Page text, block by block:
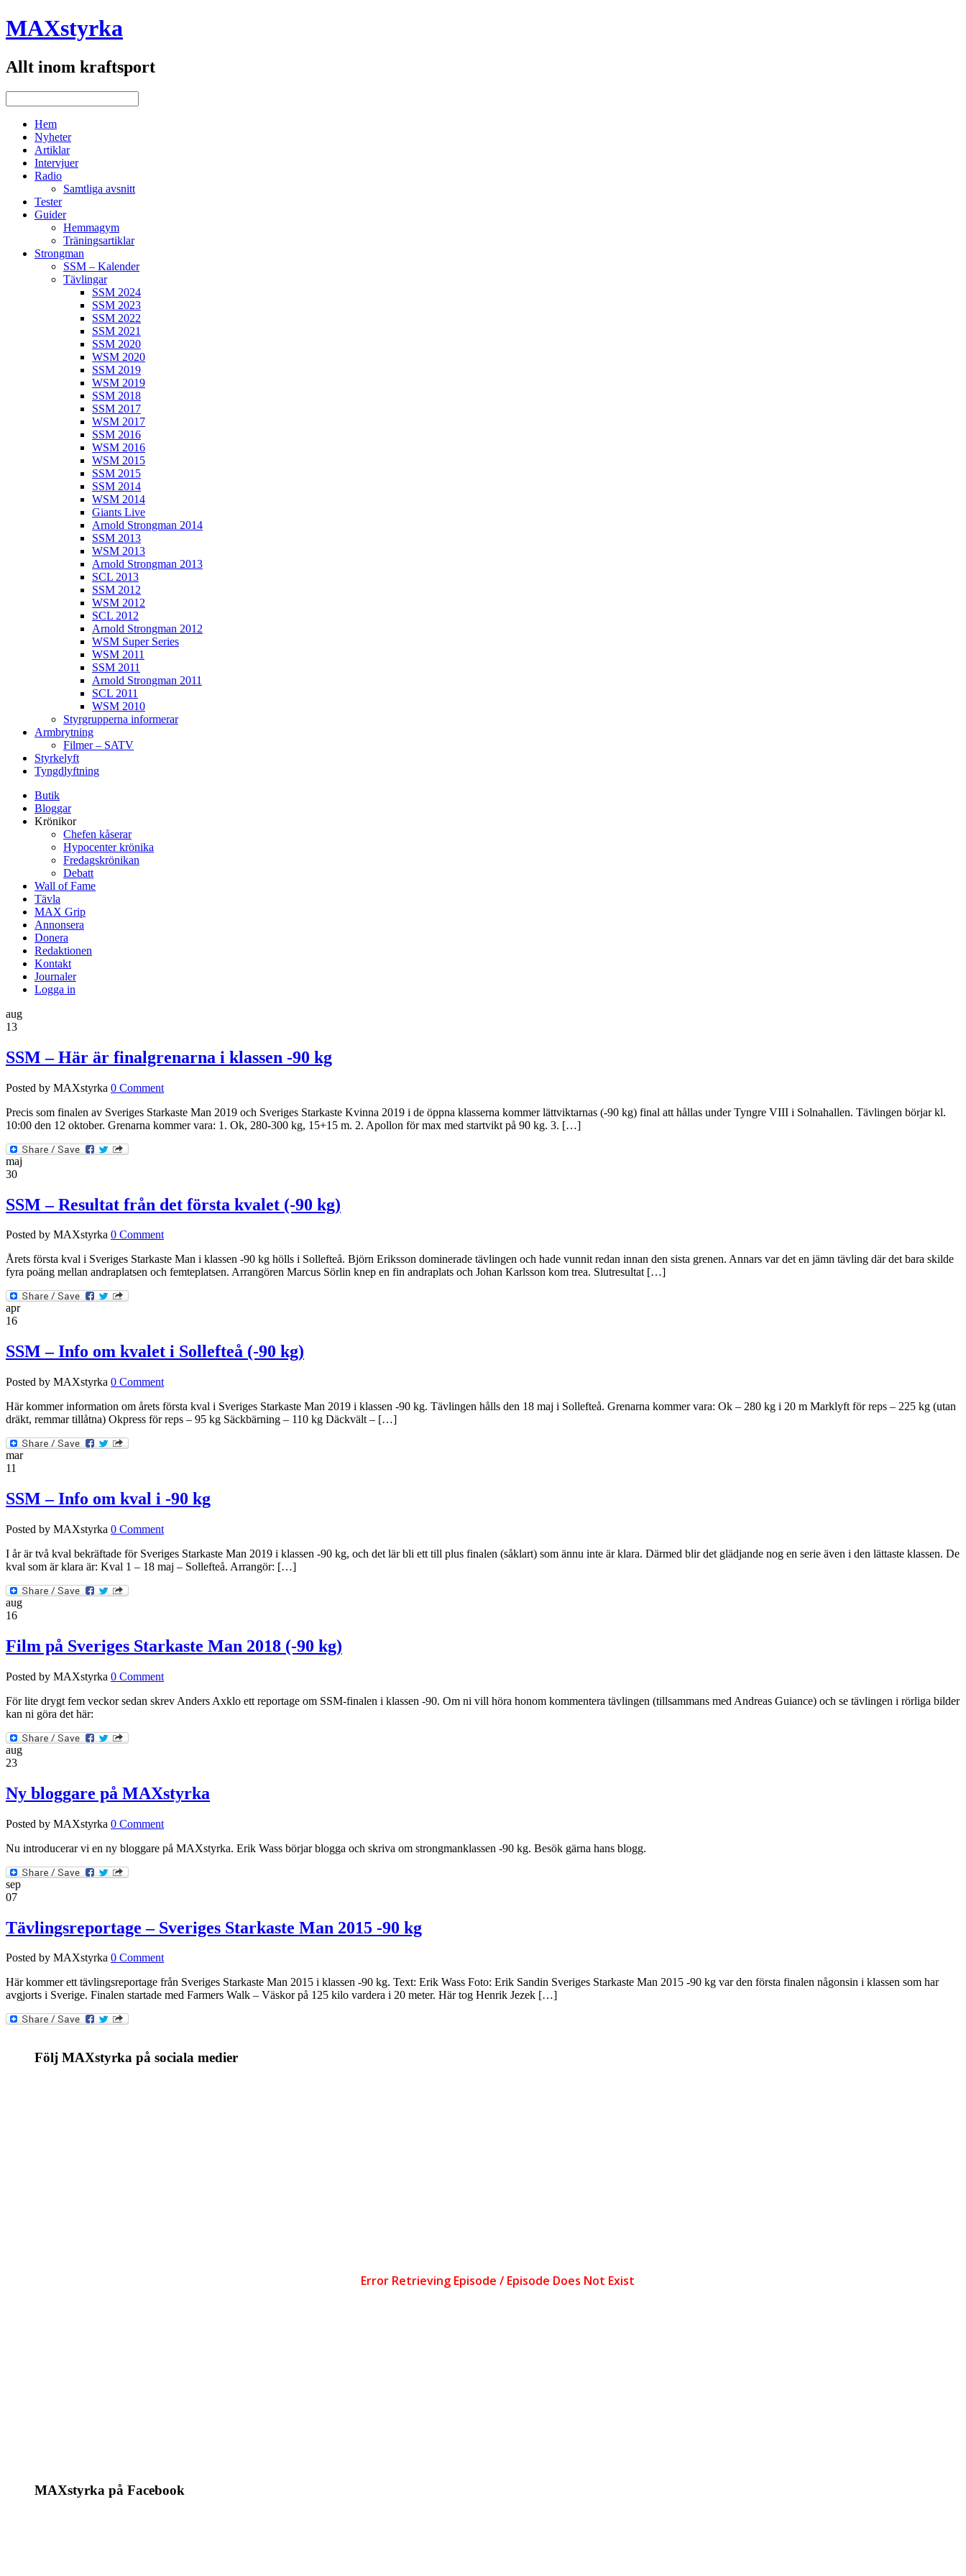
MAXstyrka
Allt inom kraftsport
Hem
Nyheter
Artiklar
Intervjuer
Radio
Samtliga avsnitt
Tester
Guider
Hemmagym
Träningsartiklar
Strongman
SSM – Kalender
Tävlingar
SSM 2024
SSM 2023
SSM 2022
SSM 2021
SSM 2020
WSM 2020
SSM 2019
WSM 2019
SSM 2018
SSM 2017
WSM 2017
SSM 2016
WSM 2016
WSM 2015
SSM 2015
SSM 2014
WSM 2014
Giants Live
Arnold Strongman 2014
SSM 2013
WSM 2013
Arnold Strongman 2013
SCL 2013
SSM 2012
WSM 2012
SCL 2012
Arnold Strongman 2012
WSM Super Series
WSM 2011
SSM 2011
Arnold Strongman 2011
SCL 2011
WSM 2010
Styrgrupperna informerar
Armbrytning
Filmer – SATV
Styrkelyft
Tyngdlyftning
Butik
Bloggar
Krönikor
Chefen kåserar
Hypocenter krönika
Fredagskrönikan
Debatt
Wall of Fame
Tävla
MAX Grip
Annonsera
Donera
Redaktionen
Kontakt
Journaler
Logga in
aug
13
SSM – Här är finalgrenarna i klassen -90 kg
Posted by MAXstyrka 0 Comment
Precis som finalen av Sveriges Starkaste Man 2019 och Sveriges Starkaste Kvinna 2019 i de öppna klasserna kommer lättviktarnas (-90 kg) final att hållas under Tyngre VIII i Solnahallen. Tävlingen börjar kl.
10:00 den 12 oktober. Grenarna kommer vara: 1. Ok, 280-300 kg, 15+15 m. 2. Apollon för max med startvikt på 90 kg. 3. […]
maj
30
SSM – Resultat från det första kvalet (-90 kg)
Posted by MAXstyrka 0 Comment
Årets första kval i Sveriges Starkaste Man i klassen -90 kg hölls i Sollefteå. Björn Eriksson dominerade tävlingen och hade vunnit redan innan den sista grenen. Annars var det en jämn tävling där det bara skilde
fyra poäng mellan andraplatsen och femteplatsen. Arrangören Marcus Sörlin knep en fin andraplats och Johan Karlsson kom trea. Slutresultat […]
apr
16
SSM – Info om kvalet i Sollefteå (-90 kg)
Posted by MAXstyrka 0 Comment
Här kommer information om årets första kval i Sveriges Starkaste Man 2019 i klassen -90 kg. Tävlingen hålls den 18 maj i Sollefteå. Grenarna kommer vara: Ok – 280 kg i 20 m Marklyft för reps – 225 kg (utan
dräkt, remmar tillåtna) Okpress för reps – 95 kg Säckbärning – 110 kg Däckvält – […]
mar
11
SSM – Info om kval i -90 kg
Posted by MAXstyrka 0 Comment
I år är två kval bekräftade för Sveriges Starkaste Man 2019 i klassen -90 kg, och det lär bli ett till plus finalen (såklart) som ännu inte är klara. Därmed blir det glädjande nog en serie även i den lättaste klassen. De
kval som är klara är: Kval 1 – 18 maj – Sollefteå. Arrangör: […]
aug
16
Film på Sveriges Starkaste Man 2018 (-90 kg)
Posted by MAXstyrka 0 Comment
För lite drygt fem veckor sedan skrev Anders Axklo ett reportage om SSM-finalen i klassen -90. Om ni vill höra honom kommentera tävlingen (tillsammans med Andreas Guiance) och se tävlingen i rörliga bilder
kan ni göra det här:
aug
23
Ny bloggare på MAXstyrka
Posted by MAXstyrka 0 Comment
Nu introducerar vi en ny bloggare på MAXstyrka. Erik Wass börjar blogga och skriva om strongmanklassen -90 kg. Besök gärna hans blogg.
sep
07
Tävlingsreportage – Sveriges Starkaste Man 2015 -90 kg
Posted by MAXstyrka 0 Comment
Här kommer ett tävlingsreportage från Sveriges Starkaste Man 2015 i klassen -90 kg. Text: Erik Wass Foto: Erik Sandin Sveriges Starkaste Man 2015 -90 kg var den första finalen någonsin i klassen som har
avgjorts i Sverige. Finalen startade med Farmers Walk – Väskor på 125 kilo vardera i 20 meter. Här tog Henrik Jezek […]
Följ MAXstyrka på sociala medier
MAXstyrka på Facebook